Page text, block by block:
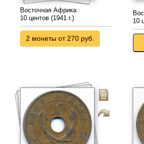
Восточная Африка
10 центов (1941 г.)
2 монеты от 270 руб.
10